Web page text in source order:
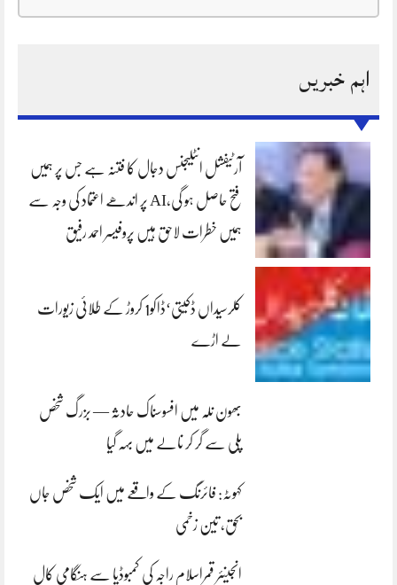
اہم خبریں
آرٹیفشل انٹلیجنس دجال کا فتنہ ہے جس پر ہمیں
فتح حاصل ہو گی،AI پر اندھے اعتماد کی وجہ سے
ہمیں خطرات لاحق ہیں پروفیسر احمد رفیق
کلرسیداں ڈکیتی‘ڈاکو1 کروڑ کے طلائی زیورات
لے اڑے
بھون نلہ میں افسوسناک حادثہ — بزرگ شخص
پلی سے گر کر نالے میں بہہ گیا
کہوٹہ: فائرنگ کے واقعے میں ایک شخص جاں
بحق، تین زخمی
انجینئر قمراسلام راجہ کی کمبوڈیا سے ہنگامی کال